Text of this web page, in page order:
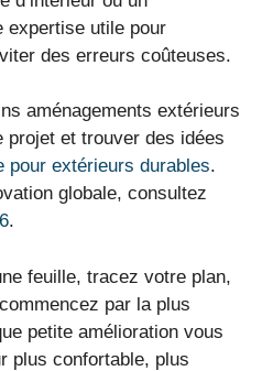
expertise utile pour
des erreurs coûteuses.
aménagements extérieurs
et trouver des idées
pour extérieurs durables.
globale, consultez
.
feuille, tracez votre plan,
par la plus
petite amélioration vous
plus confortable, plus